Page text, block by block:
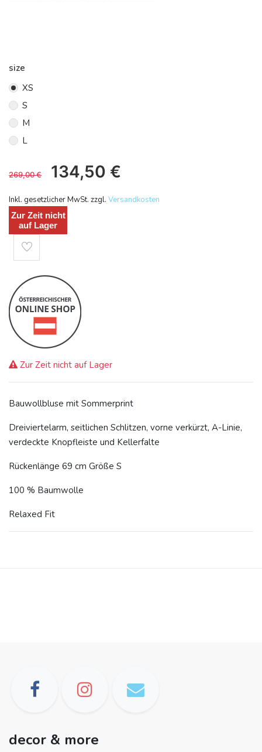
size
XS
S
M
L
269,00€ 134,50 €
Inkl. gesetzlicher MwSt. zzgl. Versandkosten
Zur Zeit nicht
auf Lager
Zur Zeit nicht auf Lager
Bauwollbluse mit Sommerprint
Dreiviertelarm, seitlichen Schlitzen, vorne verkürzt, A-Linie,
verdeckte Knopfleiste und Kellerfalte
Rückenlänge 69 cm Größe S
100 % Baumwolle
Relaxed Fit
decor & more